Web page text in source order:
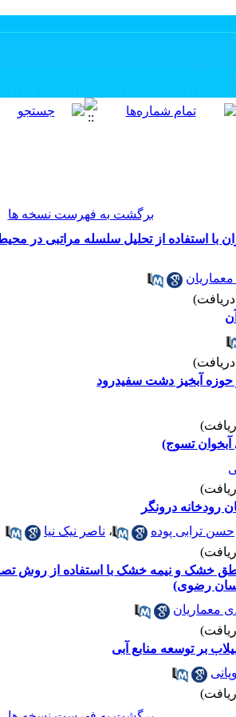
برگشت به فهرست نسخه ها
حوزه آبخیز دشت سفیدرود
آبخوان تسوج)
رودخانه درونگر
حسن ترابی پوده ، ناصر نیک نیا
خشک و نیمه خشک با استفاده از روش
رضوی)
معماریان
بر توسعه منابع آبی